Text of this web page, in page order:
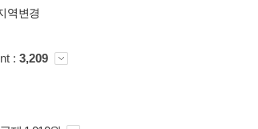
역변경
: 3,209